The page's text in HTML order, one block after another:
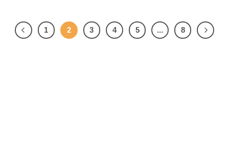
1 2 3 4 5 ... 8